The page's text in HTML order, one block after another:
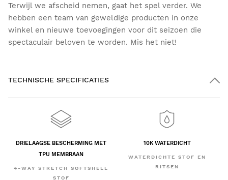
Terwijl we afscheid nemen, gaat het spel verder. We
hebben een team van geweldige producten in onze
winkel en nieuwe toevoegingen voor dit seizoen die
spectaculair beloven te worden. Mis het niet!
TECHNISCHE SPECIFICATIES
DRIELAAGSE BESCHERMING MET
TPU MEMBRAAN
4-WAY STRETCH SOFTSHELL
STOF
10K WATERDICHT
WATERDICHTE STOF EN
RITSEN